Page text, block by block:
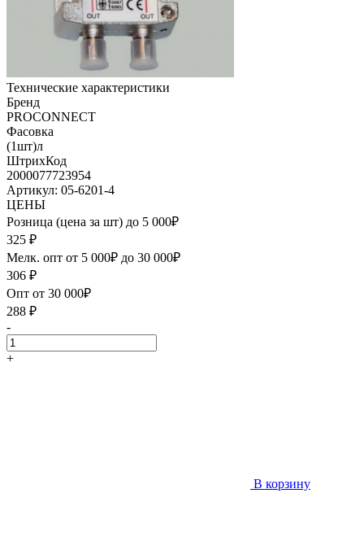
Технические характеристики
Бренд
PROCONNECT
Фасовка
(1шт)л
ШтрихКод
2000077723954
Артикул: 05-6201-4
ЦЕНЫ
Розница (цена за шт) до 5 000₽
325 ₽
Мелк. опт от 5 000₽ до 30 000₽
306 ₽
Опт от 30 000₽
288 ₽
-
+
В корзину